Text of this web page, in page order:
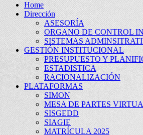
Home
Dirección
ASESORÍA
ORGANO DE CONTROL
SISTEMAS
GESTIÓN INSTITUCIONAL
PRESUPUESTO Y
ESTADISTICA
RACIONALIZACIÓN
PLATAFORMAS
SIMON
MESA DE PARTES
SISGEDD
SIAGIE
MATRÍCULA 2025